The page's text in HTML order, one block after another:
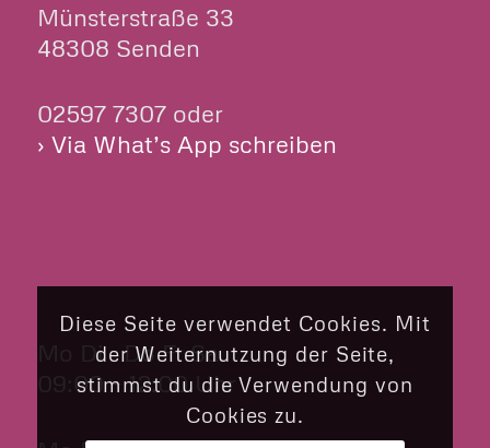
Münsterstraße 33
48308 Senden
02597 7307 oder
› Via What’s App schreiben
ÖFFNUNGSZEITEN
Mo Di Do Fr Sa
09:00 – 12:00 Uhr
Diese Seite verwendet Cookies. Mit
der Weiternutzung der Seite,
stimmst du die Verwendung von
Cookies zu.